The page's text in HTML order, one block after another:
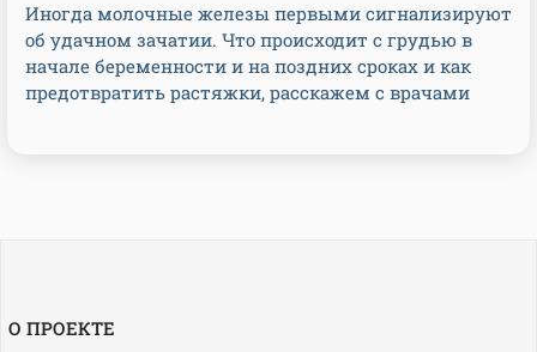
Иногда молочные железы первыми сигнализируют
об удачном зачатии. Что происходит с грудью в
начале беременности и на поздних сроках и как
предотвратить растяжки, расскажем с врачами
О ПРОЕКТЕ